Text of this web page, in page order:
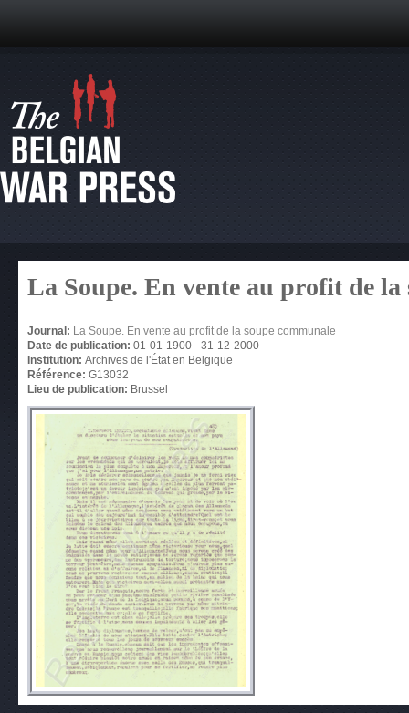
La Soupe. En vente au profit de la
Journal: La Soupe. En vente au profit de la soupe communale
Date de publication: 01-01-1900 - 31-12-2000
Institution: Archives de l'État en Belgique
Référence: G13032
Lieu de publication: Brussel